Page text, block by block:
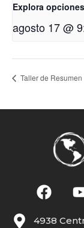
Explora
agosto 17 @
Taller de
4938